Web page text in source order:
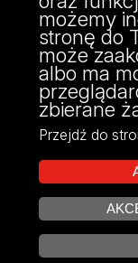
KONTAKT
Projekt Multiportalu
możemy
stronę do
może
albo ma
zbierane
Przejdź do